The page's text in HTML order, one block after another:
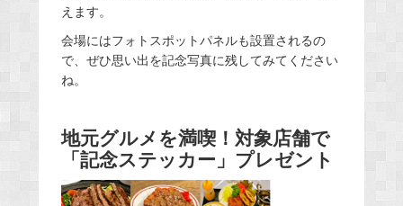
えます。
会場にはフォトスポットパネルも設置されるの
で、ぜひ思い出を記念写真に残してみてください
ね。
地元グルメを満喫！対象店舗で
「記念ステッカー」プレゼント